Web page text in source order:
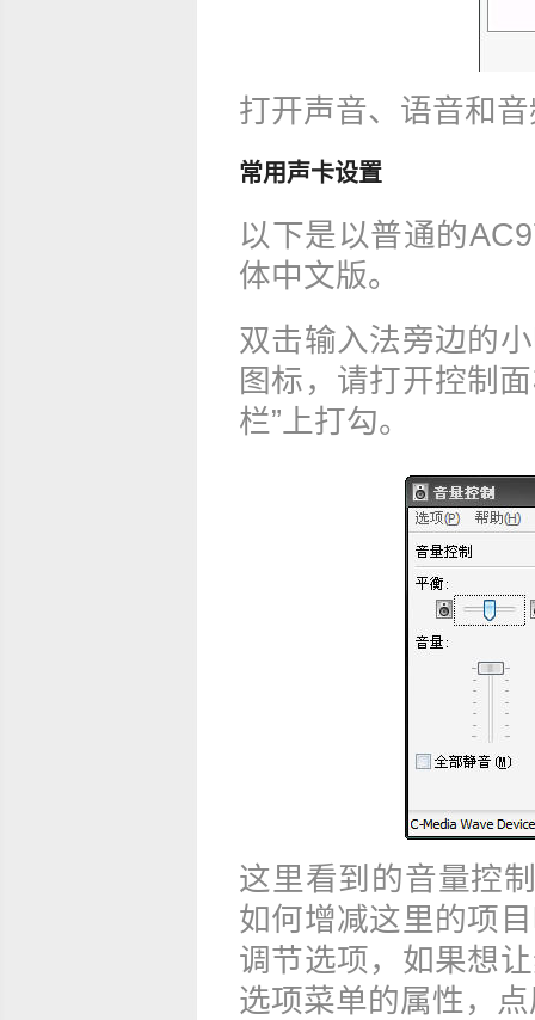
打开声音、语音和
常用声卡设置
以下是以普通的
体中文版。
双击输入法旁边的
图标，请打开控制
栏”上打勾。
这里看到的音量控
如何增减这里的项
调节选项，如果想
选项菜单的属性，